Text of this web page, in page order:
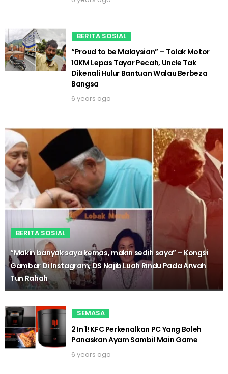
BERITA SOSIAL
“Proud to be Malaysian” – Tolak Motor
10KM Lepas Tayar Pecah, Uncle Tak
Dikenali Hulur Bantuan Walau Berbeza
Bangsa
6 years ago
BERITA SOSIAL
“Makin banyak saya kemas, makin sedih saya” – Kongsi
Gambar Di Instagram, DS Najib Luah Rindu Pada Arwah
Tun Rahah
SEMASA
2 In 1! KFC Perkenalkan PC Yang Boleh
Panaskan Ayam Sambil Main Game
6 years ago